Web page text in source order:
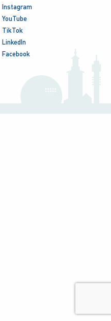
Instagram
YouTube
TikTok
LinkedIn
Facebook